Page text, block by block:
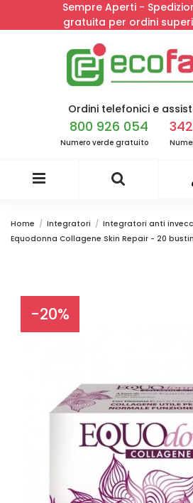
Sempre Aperti -
gratuita per ordini
Ordini telefonici e
800 926 054
Numero verde gratuito
Home Integratori
Integratori anti
Equodonna Collagene Skin Repair - 20
-20%